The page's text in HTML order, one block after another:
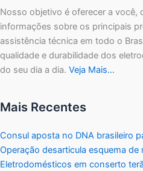
Nosso objetivo é oferecer a você,
informações sobre os principais
assistência técnica em todo o
qualidade e durabilidade dos
do seu dia a dia. Veja Mais…
Mais Recentes
Consul aposta no DNA brasileiro
Operação desarticula esquema
Eletrodomésticos em conserto